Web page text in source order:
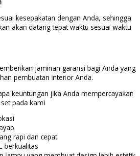
kesepakatan dengan Anda, sehingga
akan datang tepat waktu sesuai waktu
jaminan garansi bagi Anda yang
pembuatan interior Anda.
keuntungan jika Anda mempercayakan
pada kami
rapi dan cepat
berkualitas